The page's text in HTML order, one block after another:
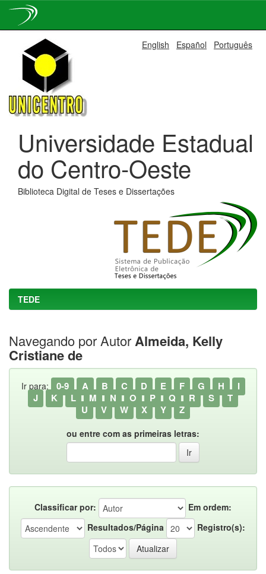
navigation
English Español Português
Universidade Estadual
do Centro-Oeste
Biblioteca Digital de Teses e Dissertações
TEDE
Navegando por AutorAlmeida, Kelly
Cristiane de
Ir para: 0-9 A B C D E F G H
I
J
K L M N O P Q R S
T
U
V W X Y Z
ou entre com as primeiras letras:
Classificar por:
Em ordem:
Resultados/Página
Registro(s):